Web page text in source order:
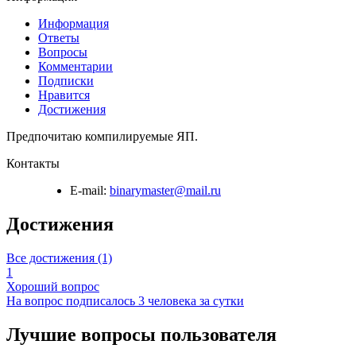
Информация
Ответы
Вопросы
Комментарии
Подписки
Нравится
Достижения
Предпочитаю компилируемые ЯП.
Контакты
E-mail: binarymaster@mail.ru
Достижения
Все достижения (1)
1
Хороший вопрос
На вопрос подписалось 3 человека за сутки
Лучшие вопросы пользователя